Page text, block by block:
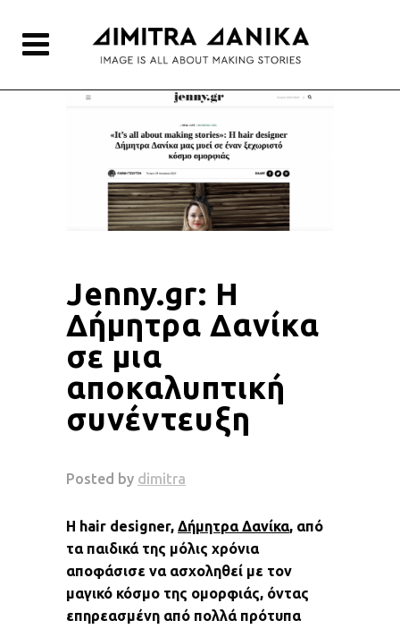
Jenny.gr: Η
Δήμητρα Δανίκα
σε μια
αποκαλυπτική
συνέντευξη
Η hair designer, Δήμητρα Δανίκα, από
τα παιδικά της μόλις χρόνια
αποφάσισε να ασχοληθεί με τον
μαγικό κόσμο της ομορφιάς, όντας
επηρεασμένη από πολλά πρότυπα